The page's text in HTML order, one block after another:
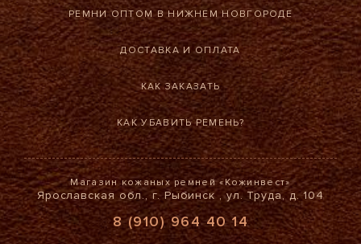
РЕМНИ ОПТОМ В НИЖНЕМ НОВГОРОДЕ
ДОСТАВКА И ОПЛАТА
КАК ЗАКАЗАТЬ
КАК УБАВИТЬ РЕМЕНЬ?
Магазин кожаных ремней «Кожинвест»
Ярославская обл., г. Рыбинск , ул. Труда, д. 104
8 (910) 964 40 14